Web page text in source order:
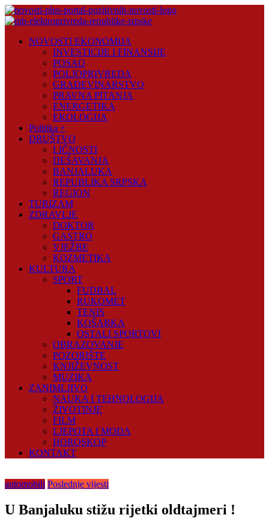
Skip
to
Plus
NOVOSTI EKONOMIJA
INVESTICIJE I FINANSIJE
POSAO
POLJOPRIVREDA
GRAĐEVINARSTVO
PRAVNA PITANJA
ENERGETIKA
EKOLOGIJA
Politika +
DRUŠTVO
LIČNOSTI
DEŠAVANJA
BANJALUKA
REPUBLIKA SRPSKA
REGION
TURIZAM
ZDRAVLJE
DOKTOR
GASTRO
VJEŽBE
KOZMETIKA
KULTURA
SPORT
FUDBAL
RUKOMET
TENIS
KOŠARKA
OSTALI SPORTOVI
OBRAZOVANJE
POZORIŠTE
KNJIŽEVNOST
MUZIKA
ZANIMLJIVO
NAUKA I TEHNOLOGIJA
ŽIVOTINJE
FILM
LJEPOTA I MODA
HOROSKOP
KONTAKT
automobili Poslednje vijesti
U Banjaluku stižu rijetki oldtajmeri !